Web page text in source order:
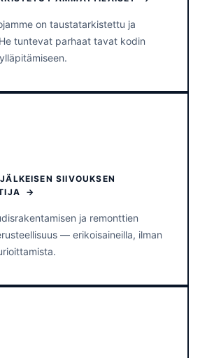
on taustatarkistettu ja
tuntevat parhaat tavat kodin
SIIVOUKSEN
→
ja remonttien
— erikoisaineilla, ilman